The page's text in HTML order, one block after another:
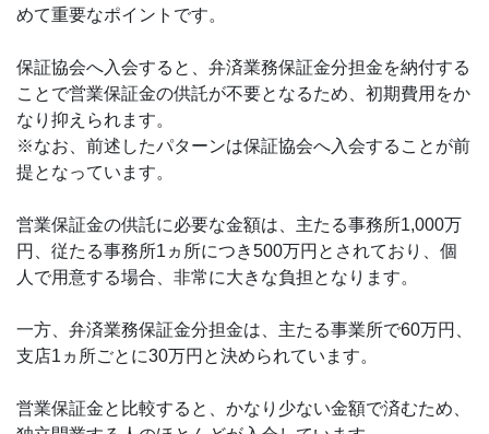
めて重要なポイントです。
保証協会へ入会すると、弁済業務保証金分担金を納付する
ことで営業保証金の供託が不要となるため、初期費用をか
なり抑えられます。
※なお、前述したパターンは保証協会へ入会することが前
提となっています。
営業保証金の供託に必要な金額は、主たる事務所1,000万
円、従たる事務所1ヵ所につき500万円とされており、個
人で用意する場合、非常に大きな負担となります。
一方、弁済業務保証金分担金は、主たる事業所で60万円、
支店1ヵ所ごとに30万円と決められています。
営業保証金と比較すると、かなり少ない金額で済むため、